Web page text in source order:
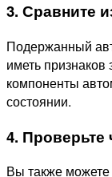
3. Сравните
Подержанный
иметь признаков
компоненты
состоянии.
4. Проверьте
Вы также можете